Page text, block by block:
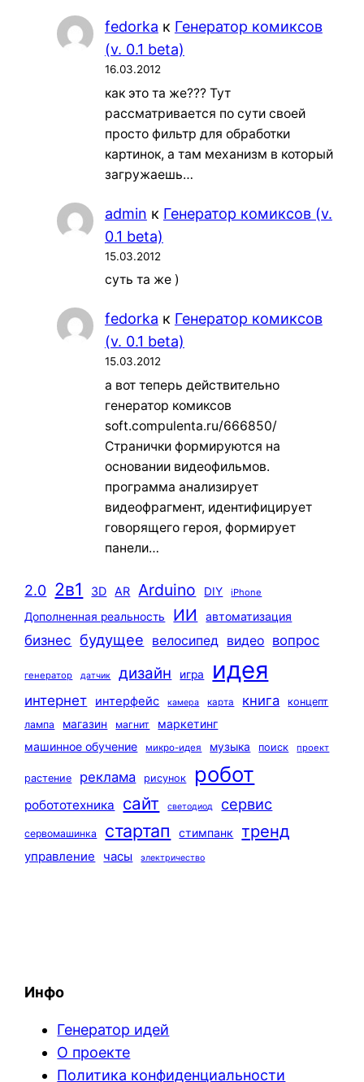
fedorka к Генератор комиксов
(v. 0.1 beta)
16.03.2012
как это та же??? Тут
рассматривается по сути своей
просто фильтр для обработки
картинок, а там механизм в который
загружаешь…
admin к Генератор комиксов (v.
0.1 beta)
15.03.2012
суть та же )
fedorka к Генератор комиксов
(v. 0.1 beta)
15.03.2012
а вот теперь действительно
генератор комиксов
soft.compulenta.ru/666850/
Странички формируются на
основании видеофильмов.
программа анализирует
видеофрагмент, идентифицирует
говорящего героя, формирует
панели…
2.0 2в1 3D AR Arduino DIY iPhone
Дополненная реальность ИИ автоматизация
бизнес будущее велосипед видео вопрос
генератор датчик дизайн игра идея
интернет интерфейс камера карта книга
концепт
лампа
магазин магнит
маркетинг
машинное обучение
микро-идея музыка поиск проект
растение реклама рисунок робот
робототехника сайт светодиод сервис
сервомашинка стартап стимпанк тренд
управление часы электричество
Инфо
Генератор идей
О проекте
Политика конфиденциальности